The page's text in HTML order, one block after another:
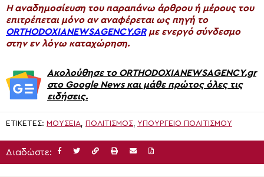
H αναδημοσίευση του παραπάνω άρθρου ή μέρους του
επιτρέπεται μόνο αν αναφέρεται ως πηγή το
ORTHODOXIANEWSAGENCY.GRμε ενεργό σύνδεσμο
στην εν λόγω καταχώρηση.
Ακολούθησε το ORTHODOXIANEWSAGENCY.gr
στο Google News και μάθε πρώτος όλες τις
ειδήσεις.
ΕΤΙΚΈΤΕΣ: ΜΟΥΣΕΙΑ, ΠΟΛΙΤΙΣΜΟΣ, ΥΠΟΥΡΓΕΊΟ ΠΟΛΙΤΙΣΜΟΎ
Διαδώστε: